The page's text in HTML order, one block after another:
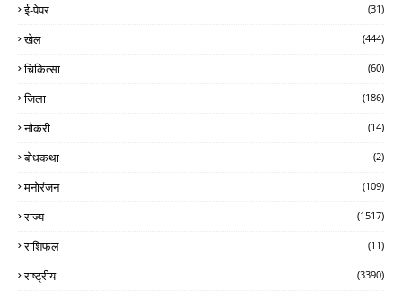
ई-पेपर (31)
खेल (444)
चिकित्सा (60)
जिला (186)
नौकरी (14)
बोधकथा (2)
मनोरंजन (109)
राज्य (1517)
राशिफल (11)
राष्ट्रीय (3390)